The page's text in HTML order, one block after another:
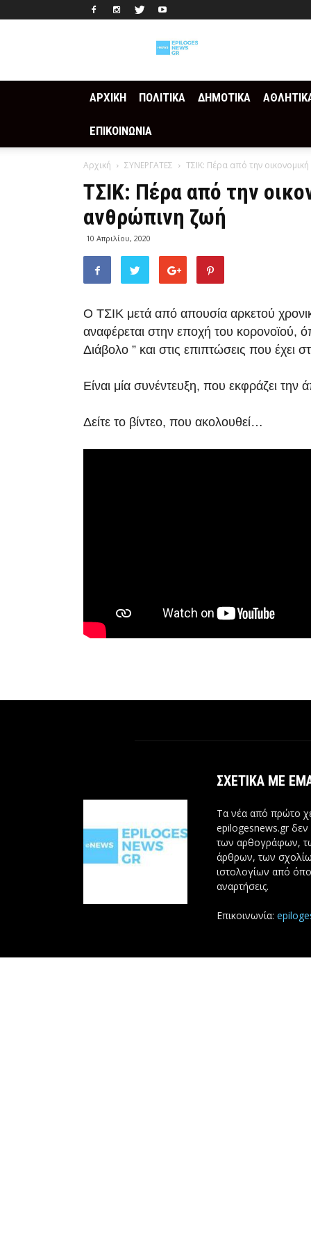
ΑΡΧΙΚΗ ΠΟΛΙΤΙΚΑ ΔΗΜΟΤΙΚΑ
ΕΠΙΚΟΙΝΩΝΙΑ
Αρχική ΣΥΝΕΡΓΑΤΕΣ ΤΣΙΚ: Πέρα από την
ΤΣΙΚ: Πέρα από την
ανθρώπινη ζωή
10 Απριλίου, 2020
Ο ΤΣΙΚ μετά από απουσία αρκετού
αναφέρεται στην εποχή του κορονοϊού,
Διάβολο ” και στις επιπτώσεις που έχει
Είναι μία συνέντευξη, που εκφράζει την
Δείτε το βίντεο, που ακολουθεί…
ΣΧΕΤΙΚΆ ΜΕ
Τα νέα από πρώτο
epilogesnews.gr δεν
των αρθογράφων,
άρθρων, των
ιστολογίων από
αναρτήσεις.
Επικοινωνία: